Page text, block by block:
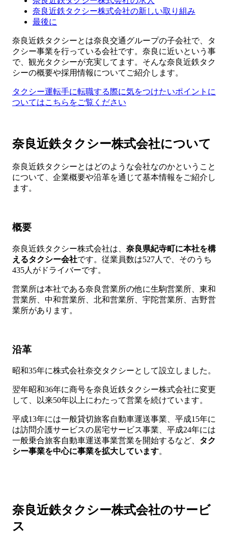
奈良近鉄タクシー株式会社の新しい取り組み
最後に
奈良近鉄タクシーとは奈良交通グループの子会社で、タ
クシー事業を行っている会社です。奈良に近いという事
で、観光タクシーが充実してます。そんな奈良近鉄タク
シーの概要や採用情報についてご紹介します。
タクシー運転手に転職する際に気をつけたいポイントに
ついてはこちらをご覧ください
奈良近鉄タクシー株式会社について
奈良近鉄タクシーとはどのような会社なのかということ
について、企業概要や沿革を通じて基本情報をご紹介し
ます。
概要
奈良近鉄タクシー株式会社は、 奈良県紀寺町に本社を構
えるタクシー会社です。従業員数は527人で、そのうち
435人がドライバーです。
営業所は本社である奈良営業所の他に生駒営業所、東和
営業所、中和営業所、北和営業所、宇陀営業所、吉野営
業所があります。
沿革
昭和35年に株式会社奈交タクシーとして設立しました。
翌年昭和36年に商号を奈良近鉄タクシー株式会社に変更
して、以来50年以上にわたって営業を続けています。
平成13年には一般貸切旅客自動車運送事業、平成15年に
は訪問介護サービスの居宅サービス事業、平成24年には
一般乗合旅客自動車運送事業営業を開始するなど、 タク
シー事業を中心に事業を拡大しています。
奈良近鉄タクシー株式会社のサービ
ス